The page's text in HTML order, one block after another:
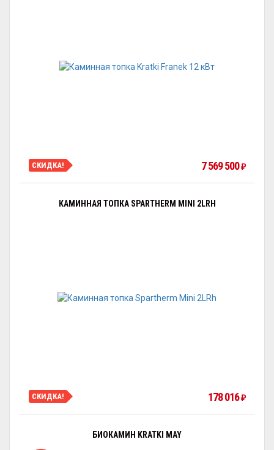
СКИДКА! 7 569 500 ₽
КАМИННАЯ ТОПКА SPARTHERM MINI 2LRH
СКИДКА! 178 016 ₽
БИОКАМИН KRATKI MAY